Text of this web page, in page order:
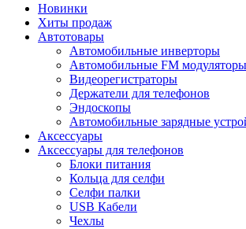
Новинки
Хиты продаж
Автотовары
Автомобильные инверторы
Автомобильные FM модуляторы
Видеорегистраторы
Держатели для телефонов
Эндоскопы
Автомобильные зарядные
Аксессуары
Аксессуары для телефонов
Блоки питания
Кольца для селфи
Селфи палки
USB Кабели
Чехлы